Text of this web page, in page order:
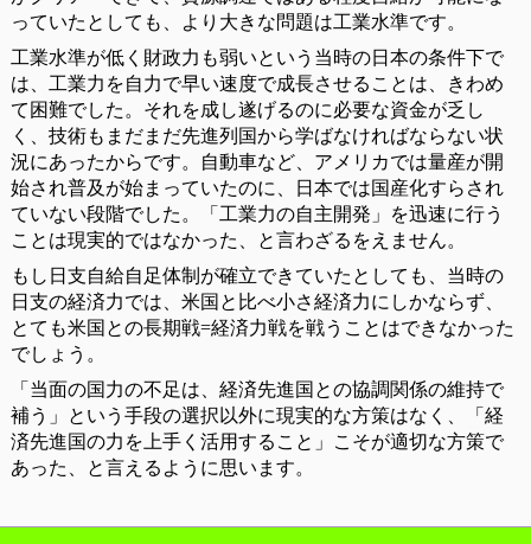
っていたとしても、より大きな問題は工業水準です。
工業水準が低く財政力も弱いという当時の日本の条件下で
は、工業力を自力で早い速度で成長させることは、きわめ
て困難でした。それを成し遂げるのに必要な資金が乏し
く、技術もまだまだ先進列国から学ばなければならない状
況にあったからです。自動車など、アメリカでは量産が開
始され普及が始まっていたのに、日本では国産化すらされ
ていない段階でした。「工業力の自主開発」を迅速に行う
ことは現実的ではなかった、と言わざるをえません。
もし日支自給自足体制が確立できていたとしても、当時の
日支の経済力では、米国と比べ小さ経済力にしかならず、
とても米国との長期戦=経済力戦を戦うことはできなかった
でしょう。
「当面の国力の不足は、経済先進国との協調関係の維持で
補う」という手段の選択以外に現実的な方策はなく、「経
済先進国の力を上手く活用すること」こそが適切な方策で
あった、と言えるように思います。